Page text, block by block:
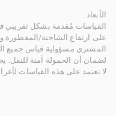
الأبعاد
القياسات مُقدمة بشكل تقريبي
على ارتفاع الشاحنة/المقطورة
المشتري مسؤولية قياس جميع
لضمان أن الحمولة آمنة
لا تعتمد على هذه القياسات